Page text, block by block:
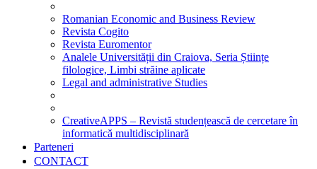
Romanian Economic and Business Review
Revista Cogito
Revista Euromentor
Analele Universității din Craiova, Seria Științe
filologice, Limbi străine aplicate
Legal and administrative Studies
CreativeAPPS – Revistă studențească de cercetare în
informatică multidisciplinară
Parteneri
CONTACT